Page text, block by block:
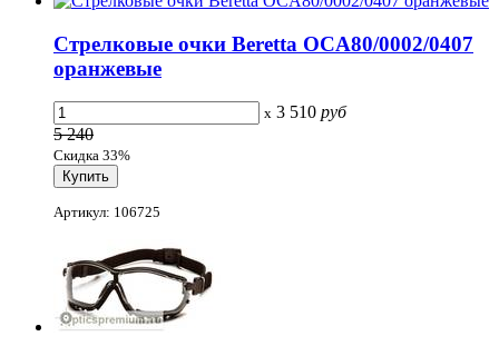
Стрелковые очки Beretta OCA80/0002/0407
оранжевые
x 3 510 руб
5 240
Скидка 33%
Артикул: 106725